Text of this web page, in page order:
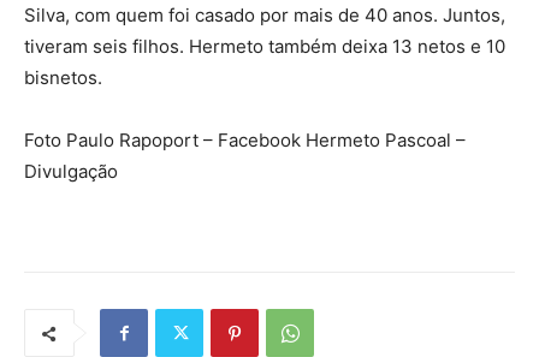
Silva, com quem foi casado por mais de 40 anos. Juntos,
tiveram seis filhos. Hermeto também deixa 13 netos e 10
bisnetos.
Foto Paulo Rapoport – Facebook Hermeto Pascoal –
Divulgação